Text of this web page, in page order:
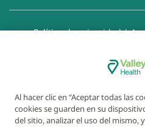
Política de privacidad|
Aviso de
Exención de
Al hacer clic en “Aceptar todas las
cookies se guarden en su
del sitio, analizar el uso del mismo,